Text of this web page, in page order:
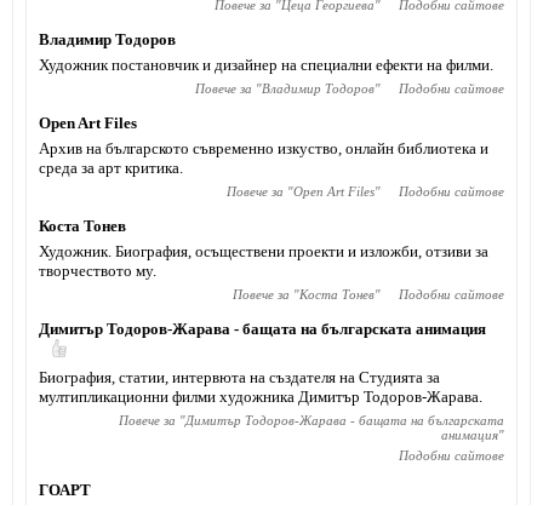
Повече за "Цеца Георгиева" Подобни сайтове
Владимир Тодоров
Художник постановчик и дизайнер на специални ефекти на филми.
Повече за "Владимир Тодоров" Подобни сайтове
Open Art Files
Архив на българското съвременно изкуство, онлайн библиотека и
среда за арт критика.
Повече за "Open Art Files" Подобни сайтове
Коста Тонев
Художник. Биография, осъществени проекти и изложби, отзиви за
творчеството му.
Повече за "Коста Тонев" Подобни сайтове
Димитър Тодоров-Жарава - бащата на българската анимация
Биография, статии, интервюта на създателя на Студията за
мултипликационни филми художника Димитър Тодоров-Жарава.
Повече за "Димитър Тодоров-Жарава - бащата на българската
анимация"
Подобни сайтове
ГОАРТ